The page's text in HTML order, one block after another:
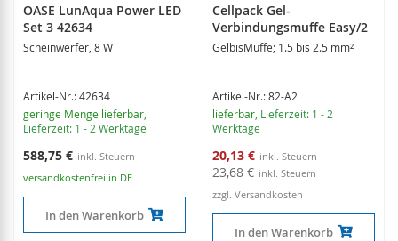
OASE LunAqua Power LED
Set 3 42634
Scheinwerfer, 8 W
Artikel-Nr.: 42634
geringe Menge lieferbar
Lieferzeit: 1 - 2 Werktage
588,75 €
versandkostenfrei in DE
In den Warenkorb
Cellpack Gel-
Verbindungsmuffe Easy/2
GelbisMuffe; 1.5 bis 2.5 mm²
Artikel-Nr.: 82-A2
lieferbar , Lieferzeit: 1 - 2
Werktage
Sonderangebot
20,13 €
23,68 €
zzgl. Versandkosten
In den Warenkorb